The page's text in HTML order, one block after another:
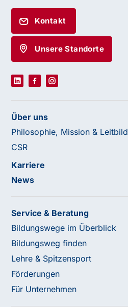
Kontakt
Unsere Standorte
Über uns
Philosophie, Mission & Leitbild
CSR
Karriere
News
Service & Beratung
Bildungswege im Überblick
Bildungsweg finden
Lehre & Spitzensport
Förderungen
Für Unternehmen